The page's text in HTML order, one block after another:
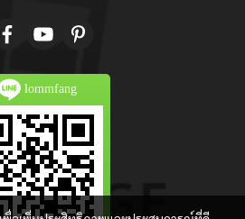
lommfang